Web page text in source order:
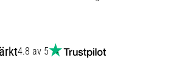
4.8 av 5